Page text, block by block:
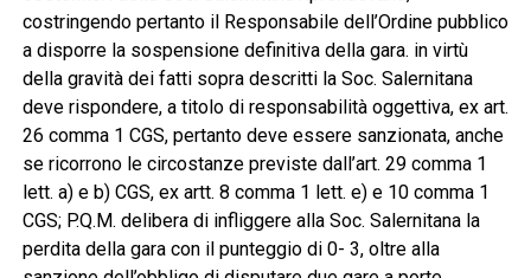
costringendo pertanto il Responsabile dell’Ordine pubblico
a disporre la sospensione definitiva della gara. in virtù
della gravità dei fatti sopra descritti la Soc. Salernitana
deve rispondere, a titolo di responsabilità oggettiva, ex art.
26 comma 1 CGS, pertanto deve essere sanzionata, anche
se ricorrono le circostanze previste dall’art. 29 comma 1
lett. a) e b) CGS, ex artt. 8 comma 1 lett. e) e 10 comma 1
CGS; P.Q.M. delibera di infliggere alla Soc. Salernitana la
perdita della gara con il punteggio di 0- 3, oltre alla